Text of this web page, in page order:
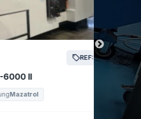
REF: 24156 MAZAK
2019